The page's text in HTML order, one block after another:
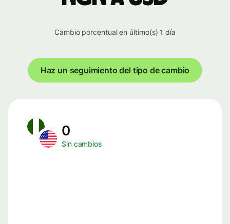
Cambio porcentual en último(s) 1 día
Haz un seguimiento del tipo de cambio
0
Sin cambios